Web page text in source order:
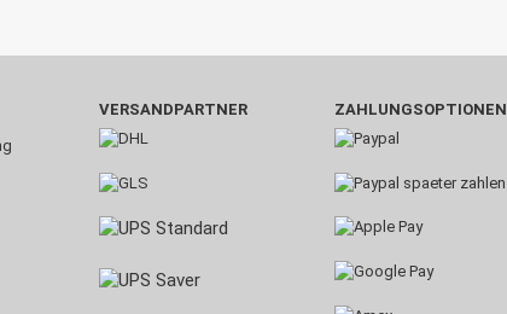
VERSANDPARTNER ZAHLUNGSOPTIONEN